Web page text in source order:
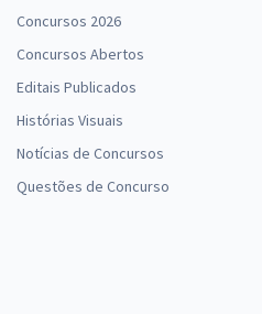
Concursos 2026
Concursos Abertos
Editais Publicados
Histórias Visuais
Notícias de Concursos
Questões de Concurso